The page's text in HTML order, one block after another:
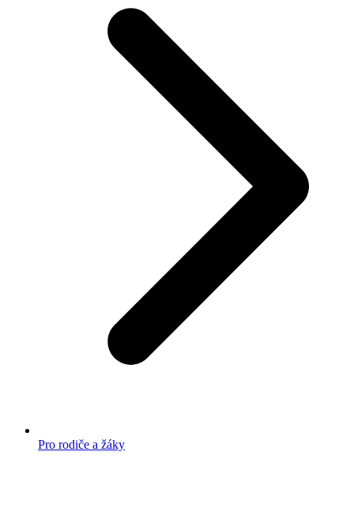
Pro rodiče a žáky